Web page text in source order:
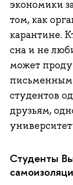
экономики
том, как
карантине.
сна и не
может
письменным
студентов
друзьям,
Студенты